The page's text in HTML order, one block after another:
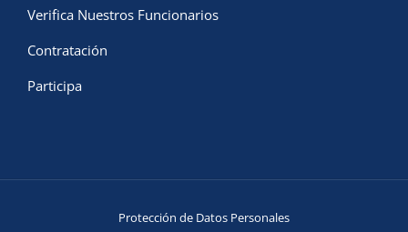
Verifica Nuestros Funcionarios
Contratación
Participa
Protección de Datos Personales